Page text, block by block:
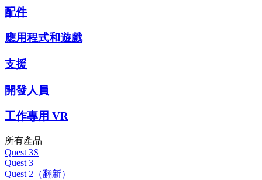
配件
應用程式和遊戲
支援
開發人員
工作專用 VR
所有產品
Quest 3S
Quest 3
Quest 2（翻新）